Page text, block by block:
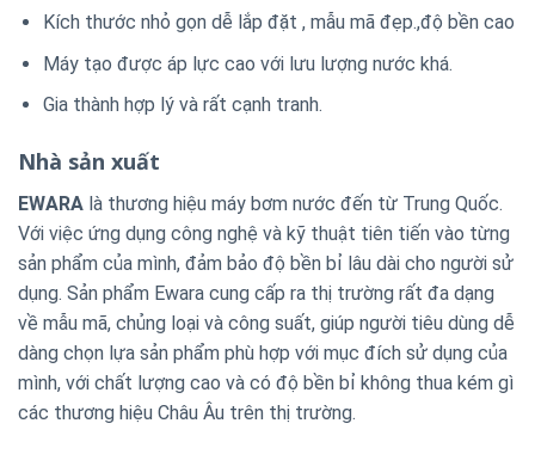
Kích thước nhỏ gọn dễ lắp đặt , mẫu mã đẹp.,độ bền cao
Máy tạo được áp lực cao với lưu lượng nước khá.
Gia thành hợp lý và rất cạnh tranh.
Nhà sản xuất
EWARA là thương hiệu máy bơm nước đến từ Trung Quốc.
Với việc ứng dụng công nghệ và kỹ thuật tiên tiến vào từng
sản phẩm của mình, đảm bảo độ bền bỉ lâu dài cho người sử
dụng. Sản phẩm Ewara cung cấp ra thị trường rất đa dạng
về mẫu mã, chủng loại và công suất, giúp người tiêu dùng dễ
dàng chọn lựa sản phẩm phù hợp với mục đích sử dụng của
mình, với chất lượng cao và có độ bền bỉ không thua kém gì
các thương hiệu Châu Âu trên thị trường.